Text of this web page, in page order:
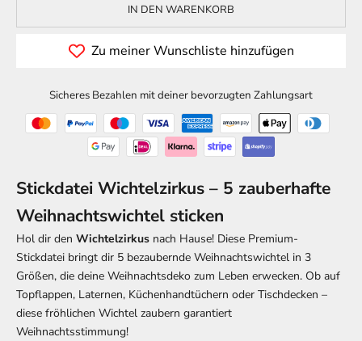
IN DEN WARENKORB
Zu meiner Wunschliste hinzufügen
Sicheres Bezahlen mit deiner bevorzugten Zahlungsart
Stickdatei Wichtelzirkus – 5 zauberhafte
Weihnachtswichtel sticken
Hol dir den Wichtelzirkus nach Hause! Diese Premium-
Stickdatei bringt dir 5 bezaubernde Weihnachtswichtel in 3
Größen, die deine Weihnachtsdeko zum Leben erwecken. Ob auf
Topflappen, Laternen, Küchenhandtüchern oder Tischdecken –
diese fröhlichen Wichtel zaubern garantiert
Weihnachtsstimmung!